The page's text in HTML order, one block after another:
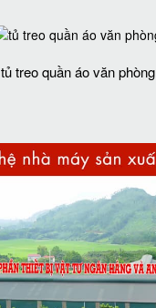
tủ treo quần áo văn phòng